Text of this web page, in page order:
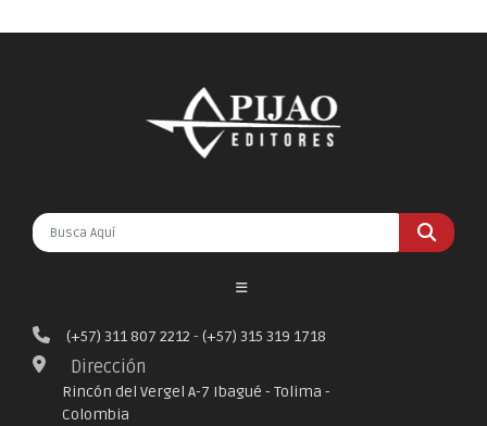
(+57) 311 807 2212 - (+57) 315 319 1718
Dirección
Rincón del Vergel A-7 Ibagué - Tolima -
Colombia